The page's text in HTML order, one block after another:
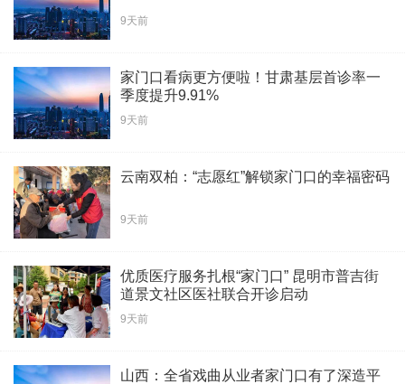
9天前
家门口看病更方便啦！甘肃基层首诊率一
季度提升9.91%
9天前
云南双柏：“志愿红”解锁家门口的幸福密码
9天前
优质医疗服务扎根“家门口” 昆明市普吉街
道景文社区医社联合开诊启动
9天前
山西：全省戏曲从业者家门口有了深造平